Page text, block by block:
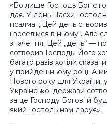
«Бо лише Господь Бог є
дає. У день Пасхи
псалма: „Цей день
і веселімся в ньому“. Але
значення. Цей „день“ —
сотворив Господь. Його
багато разів хотіли
у прийдешньому році. А
Нового року для України,
Української держави
за це Господу Богові й
який Господь нам дарує»,